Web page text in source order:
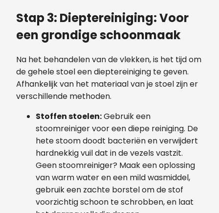
Stap 3: Dieptereiniging: Voor
een grondige schoonmaak
Na het behandelen van de vlekken, is het tijd om
de gehele stoel een dieptereiniging te geven.
Afhankelijk van het materiaal van je stoel zijn er
verschillende methoden.
Stoffen stoelen:Gebruik een
stoomreiniger voor een diepe reiniging. De
hete stoom doodt bacteriën en verwijdert
hardnekkig vuil dat in de vezels vastzit.
Geen stoomreiniger? Maak een oplossing
van warm water en een mild wasmiddel,
gebruik een zachte borstel om de stof
voorzichtig schoon te schrobben, en laat